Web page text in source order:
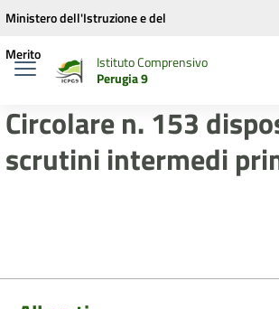
Vai ai contenuti
Vai al menu di navigazione
Vai al footer
Ministero dell'Istruzione e del
Merito
Istituto Comprensivo
Perugia 9
Circolare n. 153
scrutini intermedi